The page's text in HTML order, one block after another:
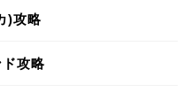
)攻略
攻略